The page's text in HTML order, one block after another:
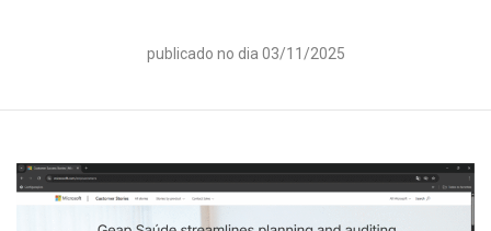
publicado no dia 03/11/2025